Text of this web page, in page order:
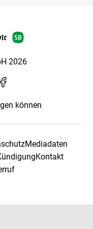
2026
können
Mediadaten
Kontakt